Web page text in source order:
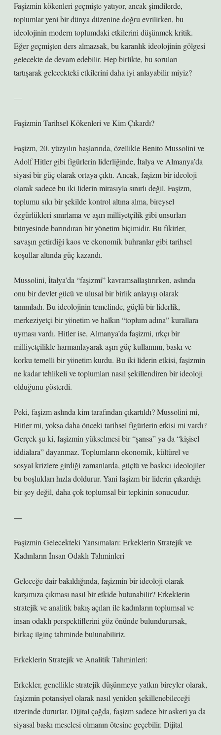
Faşizmin kökenleri geçmişte yatıyor, ancak şimdilerde,
toplumlar yeni bir dünya düzenine doğru evrilirken, bu
ideolojinin modern toplumdaki etkilerini düşünmek kritik.
Eğer geçmişten ders almazsak, bu karanlık ideolojinin gölgesi
gelecekte de devam edebilir. Hep birlikte, bu soruları
tartışarak gelecekteki etkilerini daha iyi anlayabilir miyiz?
—
Faşizmin Tarihsel Kökenleri ve Kim Çıkardı?
Faşizm, 20. yüzyılın başlarında, özellikle Benito Mussolini ve
Adolf Hitler gibi figürlerin liderliğinde, İtalya ve Almanya’da
siyasi bir güç olarak ortaya çıktı. Ancak, faşizm bir ideoloji
olarak sadece bu iki liderin mirasıyla sınırlı değil. Faşizm,
toplumu sıkı bir şekilde kontrol altına alma, bireysel
özgürlükleri sınırlama ve aşırı milliyetçilik gibi unsurları
bünyesinde barındıran bir yönetim biçimidir. Bu fikirler,
savaşın getirdiği kaos ve ekonomik buhranlar gibi tarihsel
koşullar altında güç kazandı.
Mussolini, İtalya’da “faşizmi” kavramsallaştırırken, aslında
onu bir devlet gücü ve ulusal bir birlik anlayışı olarak
tanımladı. Bu ideolojinin temelinde, güçlü bir liderlik,
merkeziyetçi bir yönetim ve halkın “toplum adına” kurallara
uyması vardı. Hitler ise, Almanya’da faşizmi, ırkçı bir
milliyetçilikle harmanlayarak aşırı güç kullanımı, baskı ve
korku temelli bir yönetim kurdu. Bu iki liderin etkisi, faşizmin
ne kadar tehlikeli ve toplumları nasıl şekillendiren bir ideoloji
olduğunu gösterdi.
Peki, faşizm aslında kim tarafından çıkartıldı? Mussolini mi,
Hitler mi, yoksa daha önceki tarihsel figürlerin etkisi mi vardı?
Gerçek şu ki, faşizmin yükselmesi bir “şansa” ya da “kişisel
iddialara” dayanmaz. Toplumların ekonomik, kültürel ve
sosyal krizlere girdiği zamanlarda, güçlü ve baskıcı ideolojiler
bu boşlukları hızla doldurur. Yani faşizm bir liderin çıkardığı
bir şey değil, daha çok toplumsal bir tepkinin sonucudur.
—
Faşizmin Gelecekteki Yansımaları: Erkeklerin Stratejik ve
Kadınların İnsan Odaklı Tahminleri
Geleceğe dair bakıldığında, faşizmin bir ideoloji olarak
karşımıza çıkması nasıl bir etkide bulunabilir? Erkeklerin
stratejik ve analitik bakış açıları ile kadınların toplumsal ve
insan odaklı perspektiflerini göz önünde bulundurursak,
birkaç ilginç tahminde bulunabiliriz.
Erkeklerin Stratejik ve Analitik Tahminleri:
Erkekler, genellikle stratejik düşünmeye yatkın bireyler olarak,
faşizmin potansiyel olarak nasıl yeniden şekillenebileceği
üzerinde dururlar. Dijital çağda, faşizm sadece bir askeri ya da
siyasal baskı meselesi olmanın ötesine geçebilir. Dijital